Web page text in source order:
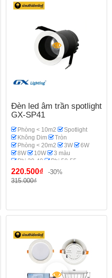
Đèn led âm trần spotlight
GX-SP41
Phòng < 10m2
Spotlight
Không Dim
Tròn
Phòng < 20m2
3W
6W
8W
10W
3 màu
Phi 30-40
Phi 50-55
Phi 60
Philips OEM
Phòng thờ
220.500₫
-30%
315.000₫